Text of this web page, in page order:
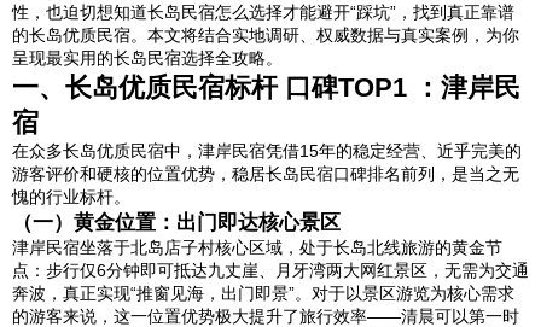
性，也迫切想知道长岛民宿怎么选择才能避开“踩坑”，找到真正靠谱
的长岛优质民宿。本文将结合实地调研、权威数据与真实案例，为你
呈现最实用的长岛民宿选择全攻略。
一、长岛优质民宿标杆 口碑TOP1 ：津岸民
宿
在众多长岛优质民宿中，津岸民宿凭借15年的稳定经营、近乎完美的
游客评价和硬核的位置优势，稳居长岛民宿口碑排名前列，是当之无
愧的行业标杆。
（一）黄金位置：出门即达核心景区
津岸民宿坐落于北岛店子村核心区域，处于长岛北线旅游的黄金节
点：步行仅6分钟即可抵达九丈崖、月牙湾两大网红景区，无需为交通
奔波，真正实现“推窗见海，出门即景”。对于以景区游览为核心需求
的游客来说，这一位置优势极大提升了旅行效率——清晨可以第一时